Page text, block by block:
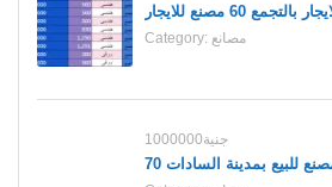
60 مصنع للايجار
Category: مصانع
1000000جنية
مصنع للبيع بمدينة السادات